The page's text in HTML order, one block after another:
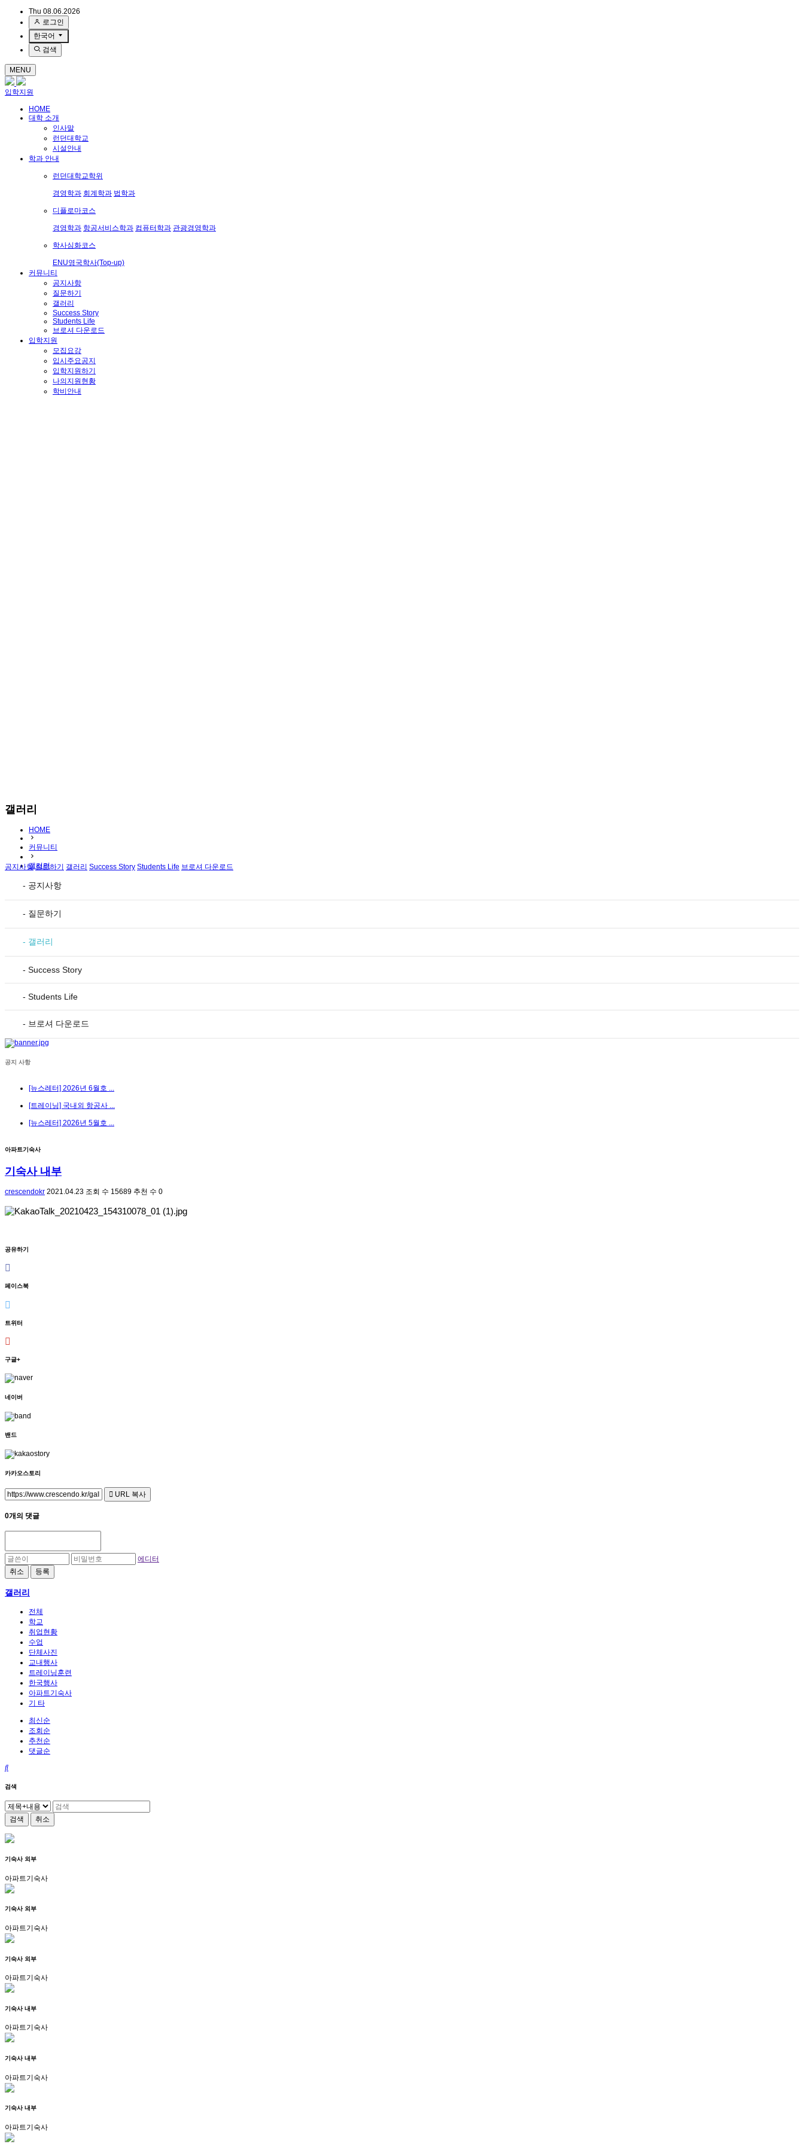
Thu 08.06.2026
로그인
한국어
검색
MENU
입학지원
HOME
대학 소개
인사말
런던대학교
시설안내
학과 안내
런던대학교학위
경영학과 회계학과 법학과
디플로마코스
경영학과 항공서비스학과 컴퓨터학과 관광경영학과
학사심화코스
ENU영국학사(Top-up)
커뮤니티
공지사항
질문하기
갤러리
Success Story
Students Life
브로셔 다운로드
입학지원
모집요강
입시주요공지
입학지원하기
나의지원현황
학비안내
갤러리
HOME
커뮤니티
갤러리
공지사항 질문하기 갤러리 Success Story Students Life 브로셔 다운로드
- 공지사항
- 질문하기
- 갤러리
- Success Story
- Students Life
- 브로셔 다운로드
공지 사항
[뉴스레터] 2026년 6월호 ...
[트레이닝] 국내외 항공사 ...
[뉴스레터] 2026년 5월호 ...
아파트기숙사
기숙사 내부
crescendokr 2021.04.23 조회 수 15689 추천 수 0
공유하기
페이스북
트위터
구글+
네이버
밴드
카카오스토리
URL 복사
0개의 댓글
에디터
취소
등록
갤러리
전체
학교
취업현황
수업
단체사진
교내행사
트레이닝훈련
한국행사
아파트기숙사
기 타
최신순
조회순
추천순
댓글순
검색
검색 취소
기숙사 외부
아파트기숙사
기숙사 외부
아파트기숙사
기숙사 외부
아파트기숙사
기숙사 내부
아파트기숙사
기숙사 내부
아파트기숙사
기숙사 내부
아파트기숙사